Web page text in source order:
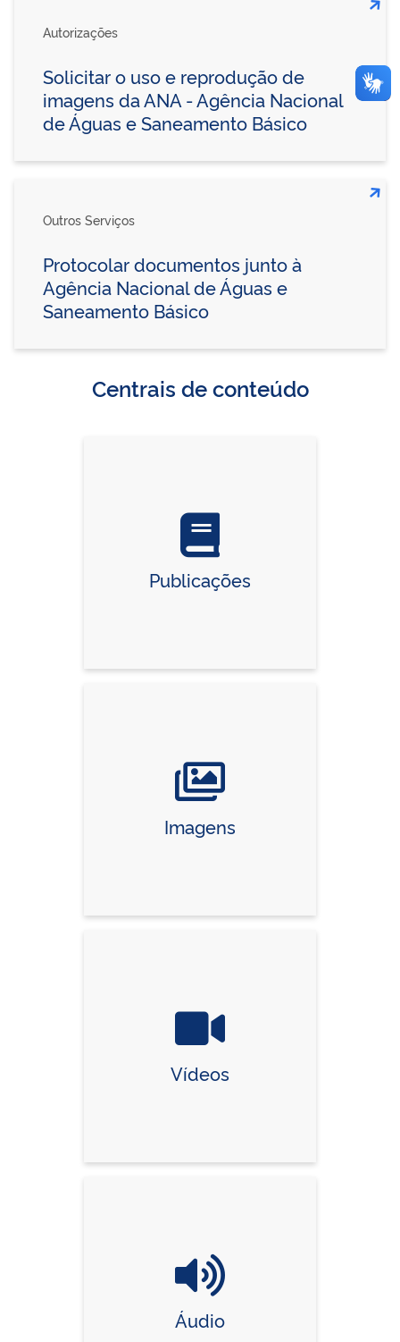
Autorizações
Solicitar o uso e reprodução de
imagens da ANA - Agência Nacional
de Águas e Saneamento Básico
Outros Serviços
Protocolar documentos junto à
Agência Nacional de Águas e
Saneamento Básico
Centrais de conteúdo
Publicações
Imagens
Vídeos
Áudio